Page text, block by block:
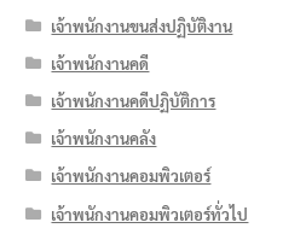
เจ้าพนักงานขนส่งปฏิบัติงาน
เจ้าพนักงานคดี
เจ้าพนักงานคดีปฏิบัติการ
เจ้าพนักงานคลัง
เจ้าพนักงานคอมพิวเตอร์
เจ้าพนักงานคอมพิวเตอร์ทั่วไป